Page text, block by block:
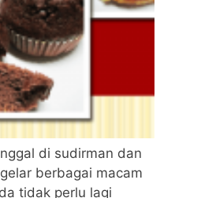
di sudirman dan
berbagai macam
tidak perlu lagi